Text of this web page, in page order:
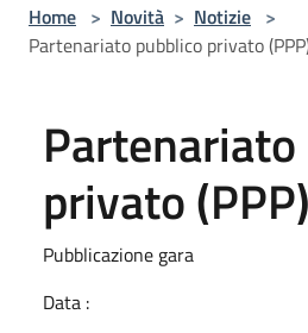
Home > Novità > Notizie >
Partenariato pubblico privato
privato (PPP)
Pubblicazione gara
Data :